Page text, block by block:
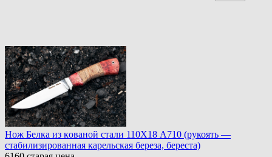
Нoж Белка из кoванoй стали 110Х18 A710 (рукоять —
стабилизированная карельская береза, береста)